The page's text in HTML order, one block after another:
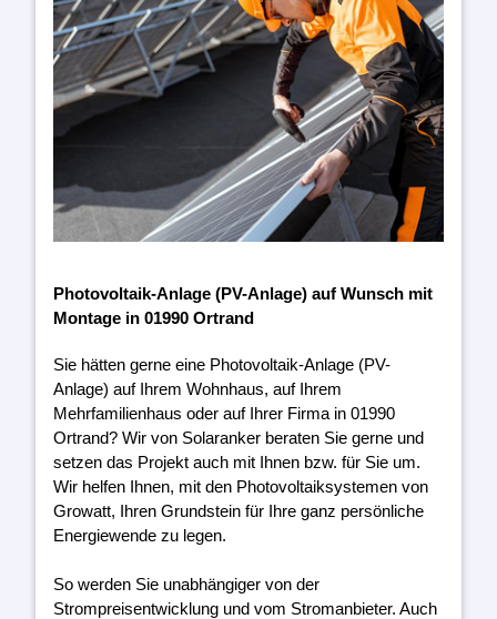
Photovoltaik-Anlage (PV-Anlage) auf Wunsch mit
Montage in 01990 Ortrand
Sie hätten gerne eine Photovoltaik-Anlage (PV-
Anlage) auf Ihrem Wohnhaus, auf Ihrem
Mehrfamilienhaus oder auf Ihrer Firma in 01990
Ortrand? Wir von Solaranker beraten Sie gerne und
setzen das Projekt auch mit Ihnen bzw. für Sie um.
Wir helfen Ihnen, mit den Photovoltaiksystemen von
Growatt, Ihren Grundstein für Ihre ganz persönliche
Energiewende zu legen.
So werden Sie unabhängiger von der
Strompreisentwicklung und vom Stromanbieter. Auch